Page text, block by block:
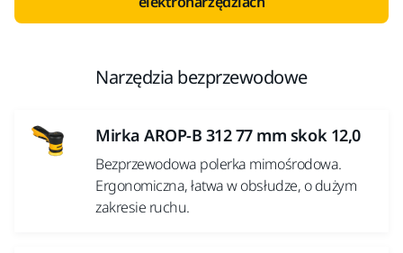
Narzędzia bezprzewodowe
Mirka AROP-B 312 77 mm skok 12,0
Bezprzewodowa polerka mimośrodowa.
Ergonomiczna, łatwa w obsłudze, o dużym
zakresie ruchu.